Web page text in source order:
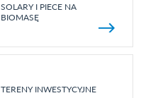
SOLARY I PIECE NA
BIOMASĘ
TERENY INWESTYCYJNE